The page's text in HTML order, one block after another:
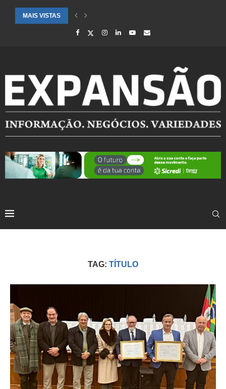
MAIS VISTAS
SAÚDE ALERTA PARA AUMENTO DE CASOS DE SÍNDROME GRIPAL
TAG: TÍTULO